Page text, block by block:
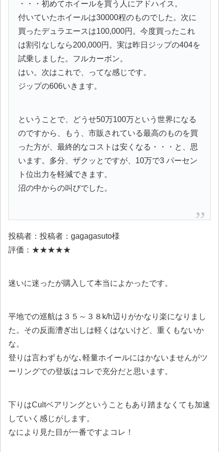
・・・初めてホイールを買う人にアドハイス。
付いていたホイールは30000程のものでした。次に
買ったデュラエースは100,000円。今度買ったこれ
は割引なしなら200,000円。実は昨日ジップの404を
試乗しました。フルカーボン。
はい。次はこれで、ってな感じです。
ジップの606いきます。
ということで、どうせ50万100万という世界になる
のですから、もう、市販されている最高のものを買
った方が、最終的なコストは安くなる・・・と、思
います。多分、ザクッとですが、10万で3 パーセン
ト位出力を軽減できます。
沼の中からの叫びでした。
投稿者：投稿者：gagagasuto様
評価：★★★★★
迷いに迷ったが購入して本当によかったです。
平地での巡航は３５～３８k/h辺りがかなり楽になりまし
た。その反面漕ぎ出しは軽くはないけど、重くもないか
な。
登りは言わずもがな､軽量ホイールにはかないませんがツ
ーリングでの登坂はコレで充分だと思います。
下りはCultベアリングということもあり踏まなくても加速
していく感じがします。
なにより見た目が一番ですよコレ！